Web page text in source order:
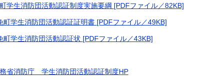
学生消防団活動認証制度実施要綱 [PDFファイル／82KB]
町学生消防団活動認証証明書 [PDFファイル／49KB]
町学生消防団活動認証状 [PDFファイル／43KB]
省消防庁 学生消防団活動認証制度HP